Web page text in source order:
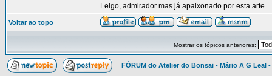
Leigo, admirador mas já apaixonado por esta arte.
Voltar ao topo
Mostrar os tópicos anteriores:
FÓRUM do Atelier do Bonsai - Mário A G Leal